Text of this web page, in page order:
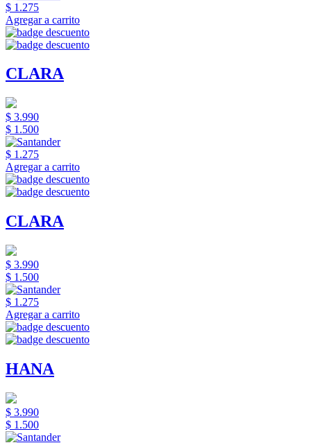
$ 1.275
Agregar a carrito
CLARA
$ 3.990
$ 1.500
$ 1.275
Agregar a carrito
CLARA
$ 3.990
$ 1.500
$ 1.275
Agregar a carrito
HANA
$ 3.990
$ 1.500